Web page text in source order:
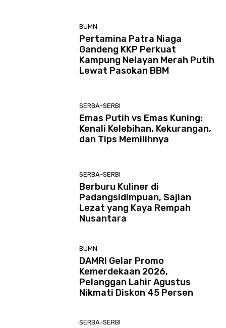
BUMN
Pertamina Patra Niaga
Gandeng KKP Perkuat
Kampung Nelayan Merah Putih
Lewat Pasokan BBM
SERBA-SERBI
Emas Putih vs Emas Kuning:
Kenali Kelebihan, Kekurangan,
dan Tips Memilihnya
SERBA-SERBI
Berburu Kuliner di
Padangsidimpuan, Sajian
Lezat yang Kaya Rempah
Nusantara
BUMN
DAMRI Gelar Promo
Kemerdekaan 2026,
Pelanggan Lahir Agustus
Nikmati Diskon 45 Persen
SERBA-SERBI